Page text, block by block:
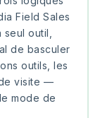
Field Sales
outil,
de basculer
outils, les
visite —
mode de